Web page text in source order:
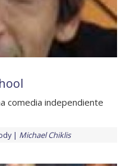
comedia independiente
Michael Chiklis